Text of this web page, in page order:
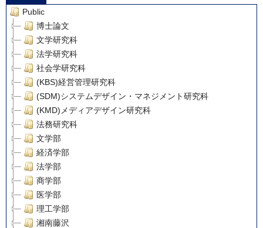
Public
博士論文
文学研究科
法学研究科
社会学研究科
(KBS)経営管理研究科
(SDM)システムデザイン・マネジメント研究科
(KMD)メディアデザイン研究科
法務研究科
文学部
経済学部
法学部
商学部
医学部
理工学部
湘南藤沢